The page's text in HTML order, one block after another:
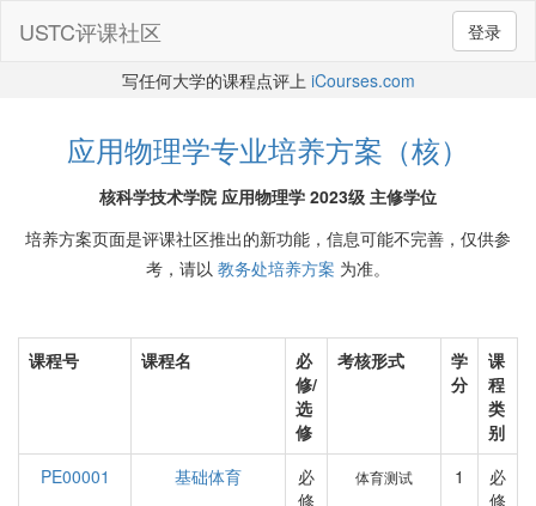
登录
USTC评课社区
写任何大学的课程点评上 iCourses.com
应用物理学专业培养方案（核）
核科学技术学院 应用物理学 2023级 主修学位
培养方案页面是评课社区推出的新功能，信息可能不完善，仅供参
考，请以 教务处培养方案 为准。
课程号 课程名
必
修/
选
修
考核形式
学
分
课
程
类
别
PE00001
基础体育
必
修
体育测试 1
必
修